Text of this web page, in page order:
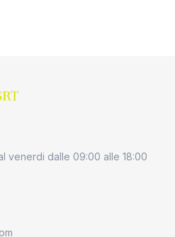
venerdi dalle 09:00 alle 18:00